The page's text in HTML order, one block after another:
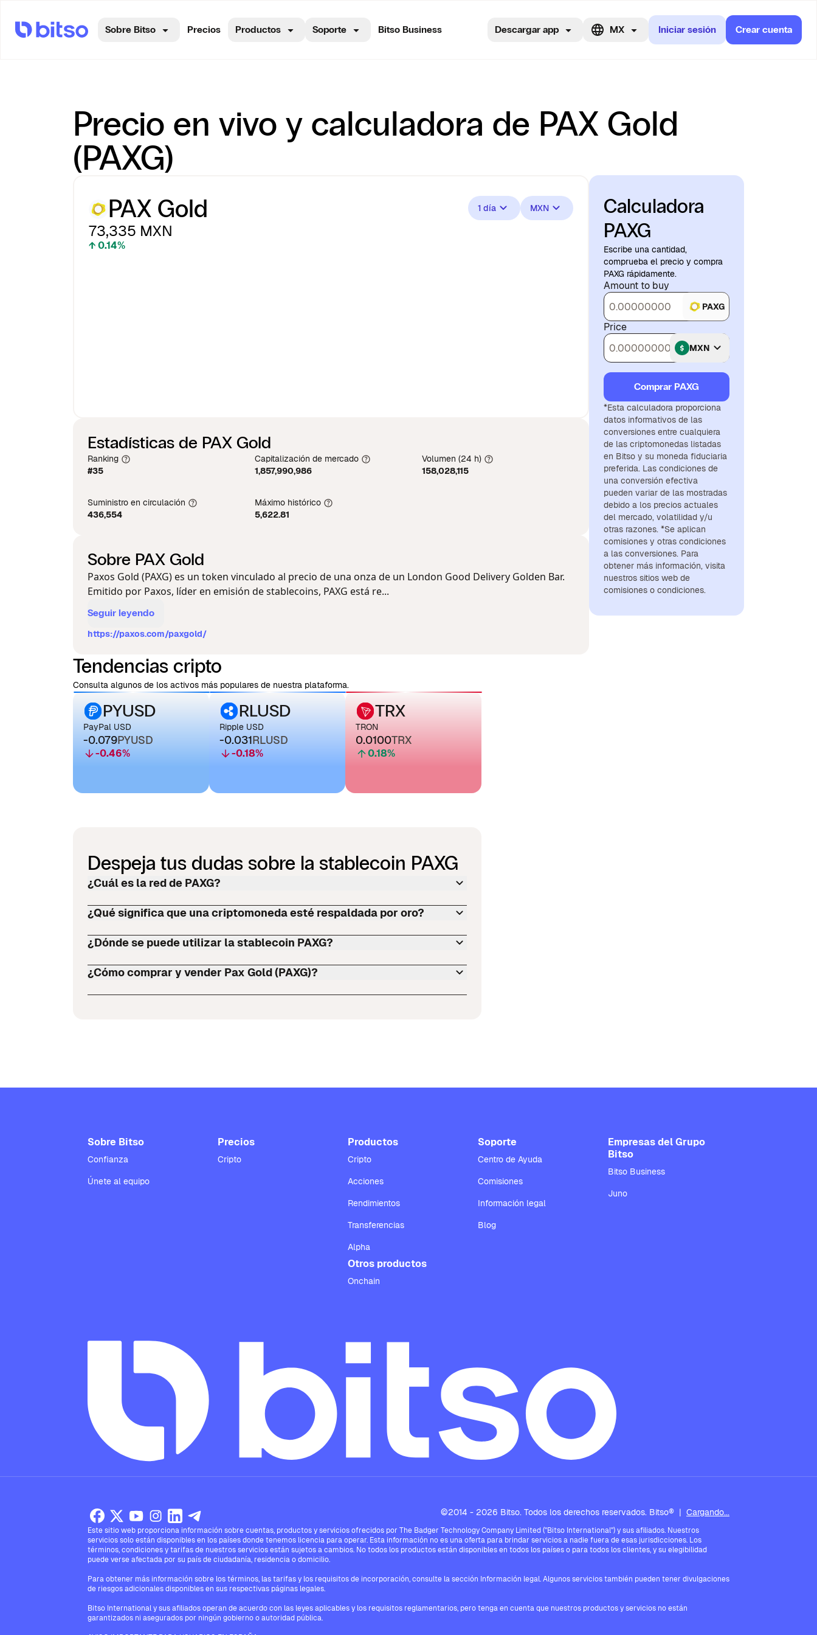
Sobre Bitso Precios Productos Soporte Bitso Business Descargar app MX Iniciar sesión Crear cuenta
Precio en vivo y calculadora de PAX Gold
(PAXG)
PAX Gold
73,335 MXN
↑ 0.14%
1 día MXN
Estadísticas de PAX Gold
Ranking
#35
Capitalización de mercado
1,857,990,986
Volumen (24 h)
158,028,115
Suministro en circulación
436,554
Máximo histórico
5,622.81
Sobre PAX Gold
Paxos Gold (PAXG) es un token vinculado al precio de una onza de un London Good Delivery Golden Bar.
Emitido por Paxos, líder en emisión de stablecoins, PAXG está re...
Seguir leyendo
https://paxos.com/paxgold/
Calculadora
PAXG
Escribe una cantidad,
comprueba el precio y compra
PAXG rápidamente.
Amount to buy
PAXG
Price
MXN
Comprar PAXG
*Esta calculadora proporciona
datos informativos de las
conversiones entre cualquiera
de las criptomonedas listadas
en Bitso y su moneda fiduciaria
preferida. Las condiciones de
una conversión efectiva
pueden variar de las mostradas
debido a los precios actuales
del mercado, volatilidad y/u
otras razones. *Se aplican
comisiones y otras condiciones
a las conversiones. Para
obtener más información, visita
nuestros sitios web de
comisiones o condiciones.
Tendencias cripto
Consulta algunos de los activos más populares de nuestra plataforma.
PYUSD
PayPal USD
-0.079PYUSD
-0.46%
RLUSD
Ripple USD
-0.031RLUSD
-0.18%
TRX
TRON
0.0100TRX
0.18%
Despeja tus dudas sobre la stablecoin PAXG
¿Cuál es la red de PAXG?
¿Qué significa que una criptomoneda esté respaldada por oro?
¿Dónde se puede utilizar la stablecoin PAXG?
¿Cómo comprar y vender Pax Gold (PAXG)?
Sobre Bitso
Confianza
Únete al equipo
Precios
Cripto
Productos
Cripto
Acciones
Rendimientos
Transferencias
Alpha
Otros productos
Onchain
Soporte
Centro de Ayuda
Comisiones
Información legal
Blog
Empresas del Grupo
Bitso
Bitso Business
Juno
©2014 - 2026 Bitso. Todos los derechos reservados. Bitso® | Cargando...
Este sitio web proporciona información sobre cuentas, productos y servicios ofrecidos por The Badger Technology Company Limited ("Bitso International") y sus afiliados. Nuestros
servicios solo están disponibles en los países donde tenemos licencia para operar. Esta información no es una oferta para brindar servicios a nadie fuera de esas jurisdicciones. Los
términos, condiciones y tarifas de nuestros servicios están sujetos a cambios. No todos los productos están disponibles en todos los países o para todos los clientes, y su elegibilidad
puede verse afectada por su país de ciudadanía, residencia o domicilio.
Para obtener más información sobre los términos, las tarifas y los requisitos de incorporación, consulte la sección Información legal. Algunos servicios también pueden tener divulgaciones
de riesgos adicionales disponibles en sus respectivas páginas legales.
Bitso International y sus afiliados operan de acuerdo con las leyes aplicables y los requisitos reglamentarios, pero tenga en cuenta que nuestros productos y servicios no están
garantizados ni asegurados por ningún gobierno o autoridad pública.